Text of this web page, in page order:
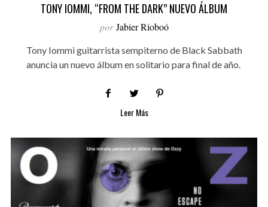
TONY IOMMI, “FROM THE DARK” NUEVO ÁLBUM
por Jabier Rioboó
Tony Iommi guitarrista sempiterno de Black Sabbath
anuncia un nuevo álbum en solitario para final de año.
Leer Más